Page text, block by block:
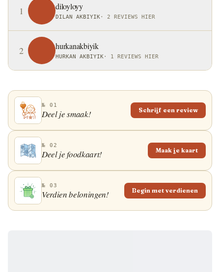
1 diloyloyy
DILAN AKBIYIK · 2 REVIEWS HIER
2 hurkanakbiyik
HURKAN AKBIYIK · 1 REVIEWS HIER
№ 01
Deel je smaak! Schrijf een review
№ 02
Deel je foodkaart! Maak je kaart
№ 03
Verdien beloningen! Begin met verdienen